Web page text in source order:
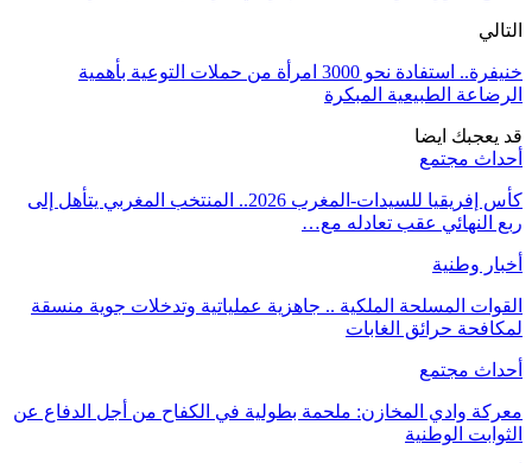
التالي
خنيفرة.. استفادة نحو 3000 امرأة من حملات التوعية بأهمية
الرضاعة الطبيعية المبكرة
قد يعجبك ايضا
أحداث مجتمع
كأس إفريقيا للسيدات-المغرب 2026.. المنتخب المغربي يتأهل إلى
ربع النهائي عقب تعادله مع…
أخبار وطنية
القوات المسلحة الملكية .. جاهزية عملياتية وتدخلات جوية منسقة
لمكافحة حرائق الغابات
أحداث مجتمع
معركة وادي المخازن: ملحمة بطولية في الكفاح من أجل الدفاع عن
الثوابت الوطنية